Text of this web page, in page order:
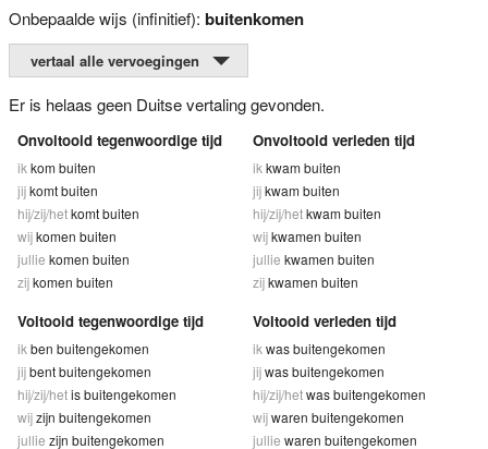
Onbepaalde wijs (infinitief): buitenkomen
vertaal alle vervoegingen
Er is helaas geen Duitse vertaling gevonden.
Onvoltooid tegenwoordige tijd
ik kom buiten
jijkomt buiten
hij/zij/hetkomt buiten
wijkomen buiten
jullie komen buiten
zijkomen buiten
Onvoltooid verleden tijd
ik kwam buiten
jijkwam buiten
hij/zij/hetkwam buiten
wijkwamen buiten
jullie kwamen buiten
zijkwamen buiten
Voltooid tegenwoordige tijd
ik ben buitengekomen
jijbent buitengekomen
hij/zij/hetis buitengekomen
wijzijn buitengekomen
jullie zijn buitengekomen
Voltooid verleden tijd
ik was buitengekomen
jijwas buitengekomen
hij/zij/hetwas buitengekomen
wijwaren buitengekomen
jullie waren buitengekomen